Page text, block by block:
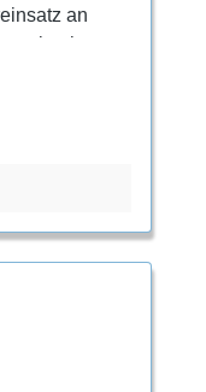
an
das
dass die